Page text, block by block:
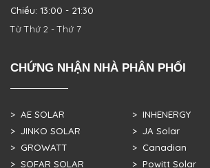
Chiều: 13:00 - 21:30
Từ Thứ 2 - Thứ 7
CHỨNG NHẬN NHÀ PHÂN PHỐI
> AE SOLAR
> JINKO SOLAR
> GROWATT
> SOFAR SOLAR
> INHENERGY
> JA Solar
> Canadian
> Powitt Solar